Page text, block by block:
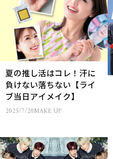
夏の推し活はコレ！汗に
負けない落ちない【ライ
ブ当日アイメイク】
2025/7/20MAKE UP